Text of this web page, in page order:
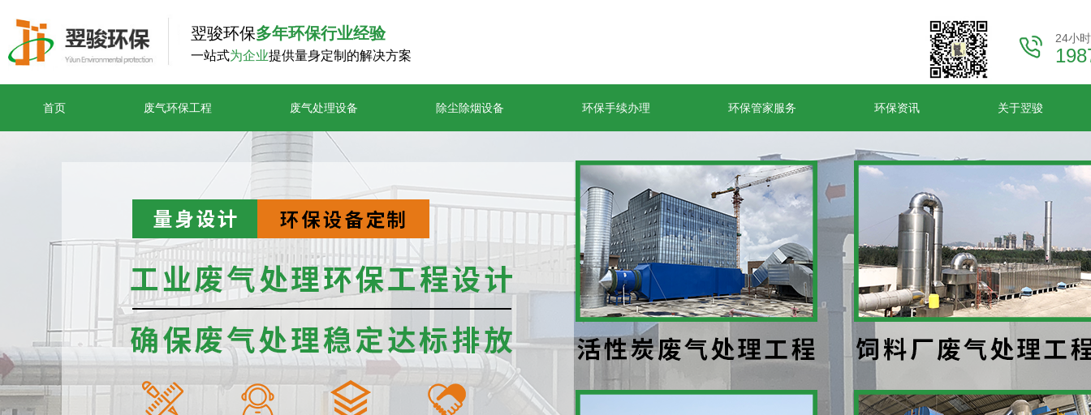
24小
首页 废气环保工程 废气处理设备 除尘除烟设备 环保手续办理 环保管家服务 环保资讯 关于翌骏
翌骏环保多年环保行业经验
一站式为企业提供量身定制的解决方案